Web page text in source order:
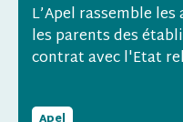
L’Apel rassemble
les parents des
contrat avec l'Etat